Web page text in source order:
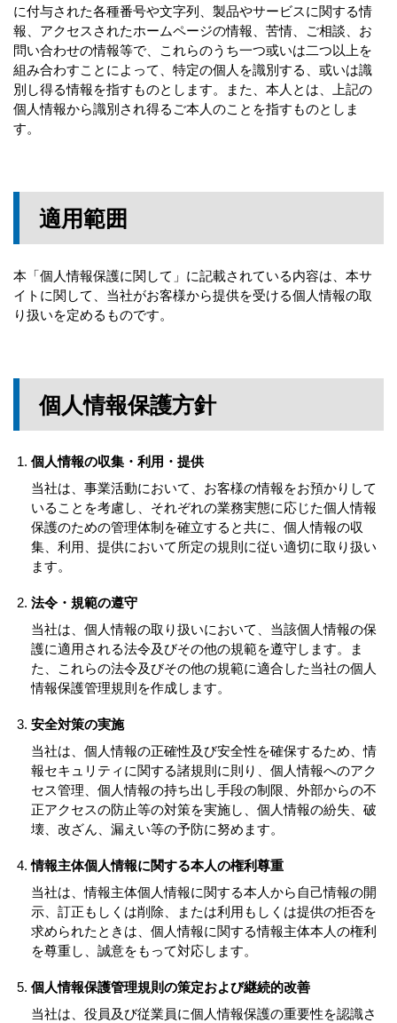
に付与された各種番号や文字列、製品やサービスに関する情
報、アクセスされたホームページの情報、苦情、ご相談、お
問い合わせの情報等で、これらのうち一つ或いは二つ以上を
組み合わすことによって、特定の個人を識別する、或いは識
別し得る情報を指すものとします。また、本人とは、上記の
個人情報から識別され得るご本人のことを指すものとしま
す。
適用範囲
本「個人情報保護に関して」に記載されている内容は、本サ
イトに関して、当社がお客様から提供を受ける個人情報の取
り扱いを定めるものです。
個人情報保護方針
個人情報の収集・利用・提供
当社は、事業活動において、お客様の情報をお預かりして
いることを考慮し、それぞれの業務実態に応じた個人情報
保護のための管理体制を確立すると共に、個人情報の収
集、利用、提供において所定の規則に従い適切に取り扱い
ます。
法令・規範の遵守
当社は、個人情報の取り扱いにおいて、当該個人情報の保
護に適用される法令及びその他の規範を遵守します。ま
た、これらの法令及びその他の規範に適合した当社の個人
情報保護管理規則を作成します。
安全対策の実施
当社は、個人情報の正確性及び安全性を確保するため、情
報セキュリティに関する諸規則に則り、個人情報へのアク
セス管理、個人情報の持ち出し手段の制限、外部からの不
正アクセスの防止等の対策を実施し、個人情報の紛失、破
壊、改ざん、漏えい等の予防に努めます。
情報主体個人情報に関する本人の権利尊重
当社は、情報主体個人情報に関する本人から自己情報の開
示、訂正もしくは削除、または利用もしくは提供の拒否を
求められたときは、個人情報に関する情報主体本人の権利
を尊重し、誠意をもって対応します。
個人情報保護管理規則の策定および継続的改善
当社は、役員及び従業員に個人情報保護の重要性を認識さ